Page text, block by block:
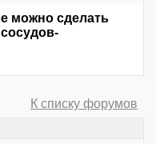
можно сделать
К списку форумов